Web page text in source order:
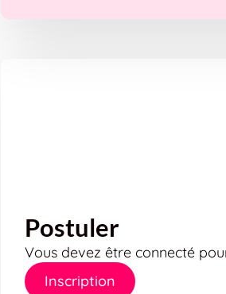
Postuler
Vous devez être connecté
Inscription